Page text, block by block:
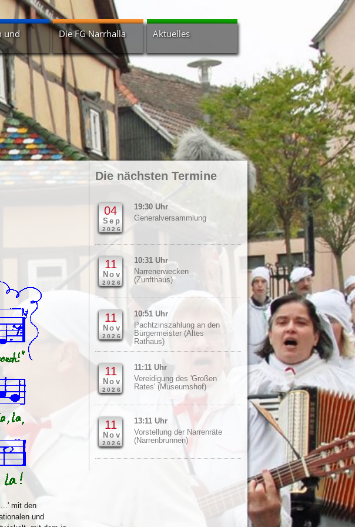
und Die FG Narrhalla
Termine
Vorstand
Zunfthaus
Narrhalla-Scheuer
Narrhalla - Intern
Aktuelles
Bildergalerien
Nachrichtenarchiv
Newsletter
mit den
und
Die nächsten Termine
04
Sep
2026
19:30 Uhr
Generalversammlung
11
Nov
2026
10:31 Uhr
Narrenerwecken
(Zunfthaus)
11
Nov
2026
10:51 Uhr
Pachtzinszahlung an den
Bürgermeister (Altes
Rathaus)
11
Nov
2026
11:11 Uhr
Vereidigung des 'Großen
Rates' (Museumshof)
11
Nov
2026
13:11 Uhr
Vorstellung der Narrenräte
(Narrenbrunnen)